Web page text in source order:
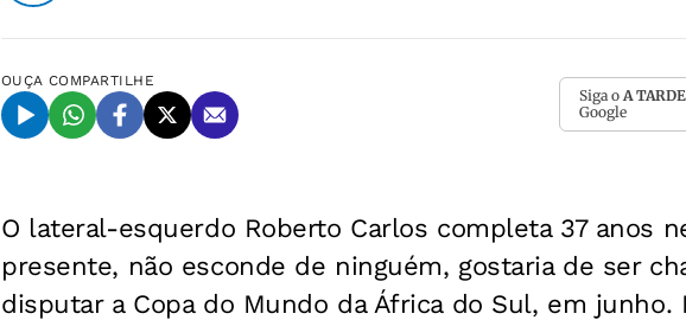
OUÇA COMPARTILHE
Siga o A TARDE
Google
O lateral-esquerdo Roberto Carlos completa 37 anos
presente, não esconde de ninguém, gostaria de ser
disputar a Copa do Mundo da África do Sul, em